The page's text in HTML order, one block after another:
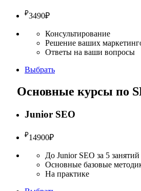
₽3490₽
Консультирование
Решение ваших
Ответы на ваши вопросы
Выбрать
Основные курсы по
Junior SEO
₽14900₽
До Junior SEO за 5 занятий
Основные базовые
На практике